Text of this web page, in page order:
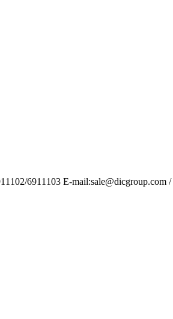
6911103 E-mail:sale@dicgroup.com /